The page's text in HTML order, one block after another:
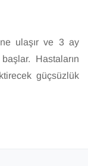
ulaşır ve 3 ay
Hastaların
güçsüzlük